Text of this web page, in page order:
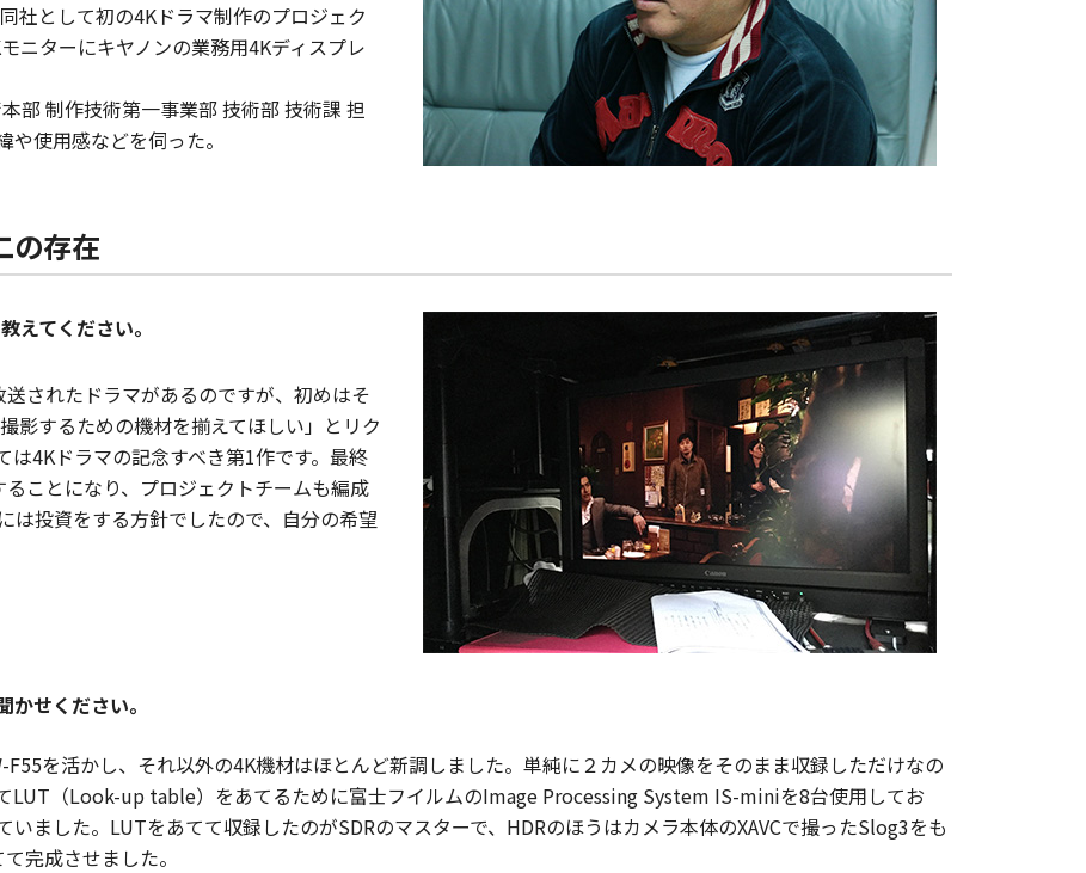
社として初の4Kドラマ制作のプロジェク
ニターにキヤノンの業務用4Kディスプレ
部 制作技術第一事業部 技術部 技術課 担
使用感などを伺った。
の存在
えてください。
されたドラマがあるのですが、初めはそ
影するための機材を揃えてほしい」とリク
4Kドラマの記念すべき第1作です。最終
ことになり、プロジェクトチームも編成
は投資をする方針でしたので、自分の希望
せください。
を活かし、それ以外の4K機材はほとんど新調しました。単純に２カメの映像をそのまま収録しただけなの
LUT（Look-up table）をあてるために富士フイルムのImage Processing System IS-miniを8台使用してお
いました。LUTをあてて収録したのがSDRのマスターで、HDRのほうはカメラ本体のXAVCで撮ったSlog3をも
完成させました。